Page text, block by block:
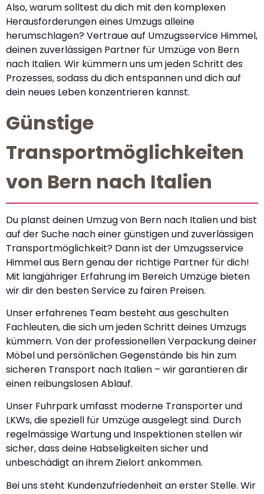
Also, warum solltest du dich mit den komplexen
Herausforderungen eines Umzugs alleine
herumschlagen? Vertraue auf Umzugsservice Himmel,
deinen zuverlässigen Partner für Umzüge von Bern
nach Italien. Wir kümmern uns um jeden Schritt des
Prozesses, sodass du dich entspannen und dich auf
dein neues Leben konzentrieren kannst.
Günstige
Transportmöglichkeiten
von Bern nach Italien
Du planst deinen Umzug von Bern nach Italien und bist
auf der Suche nach einer günstigen und zuverlässigen
Transportmöglichkeit? Dann ist der Umzugsservice
Himmel aus Bern genau der richtige Partner für dich!
Mit langjähriger Erfahrung im Bereich Umzüge bieten
wir dir den besten Service zu fairen Preisen.
Unser erfahrenes Team besteht aus geschulten
Fachleuten, die sich um jeden Schritt deines Umzugs
kümmern. Von der professionellen Verpackung deiner
Möbel und persönlichen Gegenstände bis hin zum
sicheren Transport nach Italien – wir garantieren dir
einen reibungslosen Ablauf.
Unser Fuhrpark umfasst moderne Transporter und
LKWs, die speziell für Umzüge ausgelegt sind. Durch
regelmässige Wartung und Inspektionen stellen wir
sicher, dass deine Habseligkeiten sicher und
unbeschädigt an ihrem Zielort ankommen.
Bei uns steht Kundenzufriedenheit an erster Stelle. Wir